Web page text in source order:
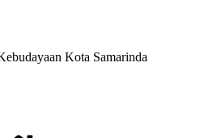
Kota Samarinda